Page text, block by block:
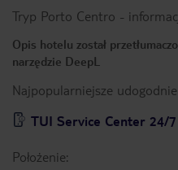
Tryp Porto Centro -
Opis hotelu został
narzędzie DeepL
Najpopularniejsze
TUI Service Center 24/
Położenie: